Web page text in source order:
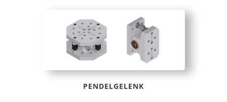
PENDELGELENK